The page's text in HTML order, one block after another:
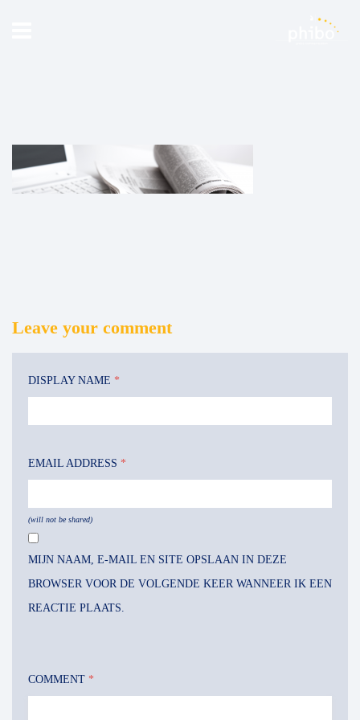
Leave your comment
DISPLAY NAME *
EMAIL ADDRESS *
(will not be shared)
MIJN NAAM, E-MAIL EN SITE OPSLAAN IN DEZE
BROWSER VOOR DE VOLGENDE KEER WANNEER IK EEN
REACTIE PLAATS.
COMMENT *